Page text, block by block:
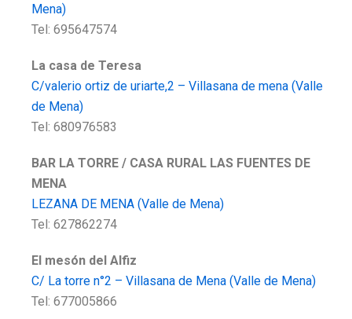
Mena)
Tel: 695647574
La casa de Teresa
C/valerio ortiz de uriarte,2 – Villasana de mena (Valle
de Mena)
Tel: 680976583
BAR LA TORRE / CASA RURAL LAS FUENTES DE
MENA
LEZANA DE MENA (Valle de Mena)
Tel: 627862274
El mesón del Alfiz
C/ La torre n°2 – Villasana de Mena (Valle de Mena)
Tel: 677005866